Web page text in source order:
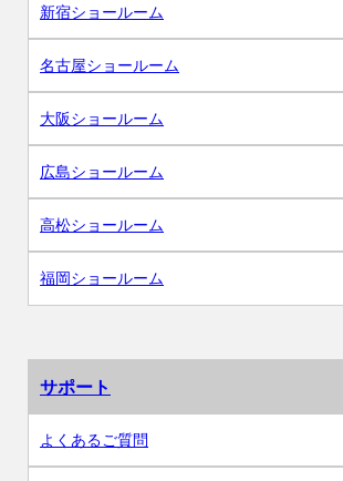
新宿ショールーム
名古屋ショールーム
大阪ショールーム
広島ショールーム
高松ショールーム
福岡ショールーム
サポート
よくあるご質問